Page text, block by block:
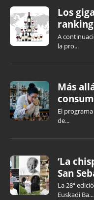
Los
A
la pro...
Más
El
de...
‘La
San
La 28ª
Euskadi Ba...